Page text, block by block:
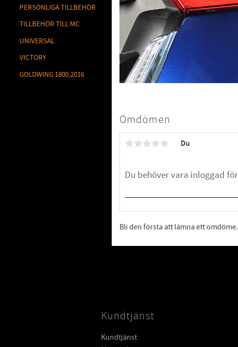
Omdömen
Du
Bli den första att lämna ett omdöme.
PERSONLIGA TILLBEHÖR
TILLBEHÖR TILL MC
UNIVERSAL
VICTORY
GOLDWING 1800,2016
Kundtjänst
Kundtjänst